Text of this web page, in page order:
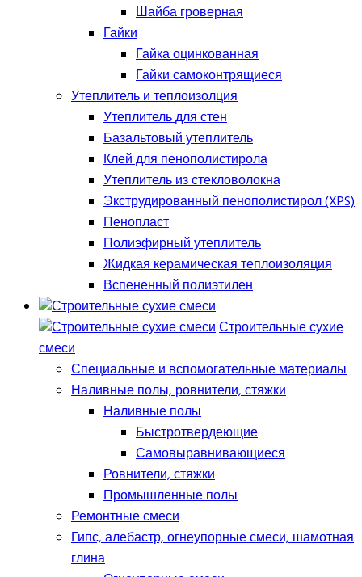
Шайба гроверная
Гайки
Гайка оцинкованная
Гайки самоконтрящиеся
Утеплитель и теплоизолция
Утеплитель для стен
Базальтовый утеплитель
Клей для пенополистирола
Утеплитель из стекловолокна
Экструдированный пенополистирол (XPS)
Пенопласт
Полиэфирный утеплитель
Жидкая керамическая теплоизоляция
Вспененный полиэтилен
Строительные сухие
смеси
Специальные и вспомогательные материалы
Наливные полы, ровнители, стяжки
Наливные полы
Быстротвердеющие
Самовыравнивающиеся
Ровнители, стяжки
Промышленные полы
Ремонтные смеси
Гипс, алебастр, огнеупорные смеси, шамотная
глина